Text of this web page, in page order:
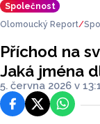
Společnost
Olomoucký Report
Příchod na
Jaká jména
5. června 2026 v
FacebookPlatforma X